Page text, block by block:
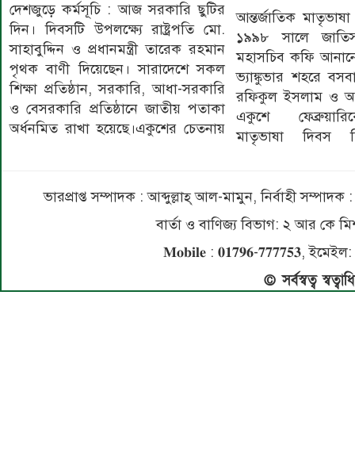
দেশজুড়ে কর্মসূচি : আজ সরকারি ছুটির
দিন। দিবসটি উপলক্ষ্যে রাষ্ট্রপতি মো.
সাহাবুদ্দিন ও প্রধানমন্ত্রী তারেক রহমান
পৃথক বাণী দিয়েছেন। সারাদেশে সকল
শিক্ষা প্রতিষ্ঠান, সরকারি, আধা-সরকারি
ও বেসরকারি প্রতিষ্ঠানে জাতীয় পতাকা
অর্ধনমিত রাখা হয়েছে।একুশের চেতনায়
আন্তর্জাতিক
১৯৯৮ সালে
মহাসচিব কফি
ভ্যাঙ্কুভার শহরে
রফিকুল ইসলাম ও
একুশে
মাতৃভাষা দিবস
ভারপ্রাপ্ত সম্পাদক : আব্দুল্লাহ্ আল-মামুন, নির্বাহী
বার্তা ও বাণিজ্য বিভাগ: ২ আর কে
𝐌𝐨𝐛𝐢𝐥𝐞 : 𝟎𝟏𝟕𝟗𝟔-𝟕𝟕𝟕𝟕𝟓𝟑,
© সর্বস্বত্ব